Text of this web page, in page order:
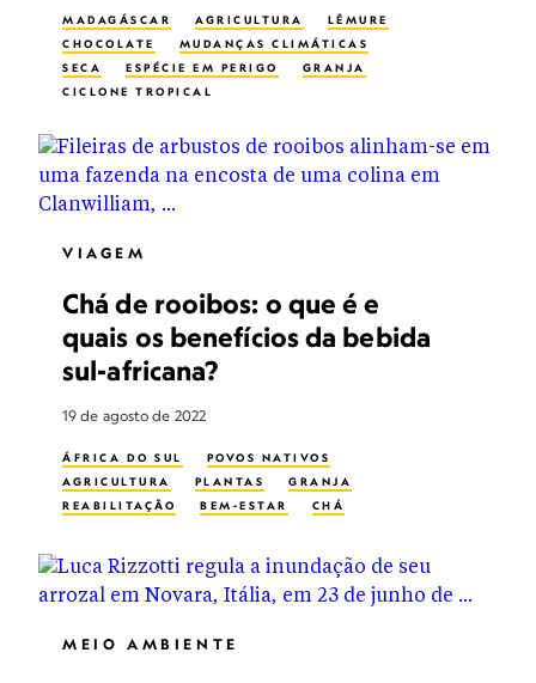
MADAGÁSCAR AGRICULTURA
LÊMURE
CHOCOLATE
MUDANÇAS CLIMÁTICAS
SECA
ESPÉCIE EM PERIGO
GRANJA
CICLONE TROPICAL
PLANETA POSSIVEL
VIAGEM
Chá de rooibos: o que é e
quais os benefícios da bebida
sul-africana?
19 de agosto de 2022
ÁFRICA DO SUL
POVOS NATIVOS
AGRICULTURA
PLANTAS
GRANJA
REABILITAÇÃO
BEM-ESTAR CHÁ
MEIO AMBIENTE